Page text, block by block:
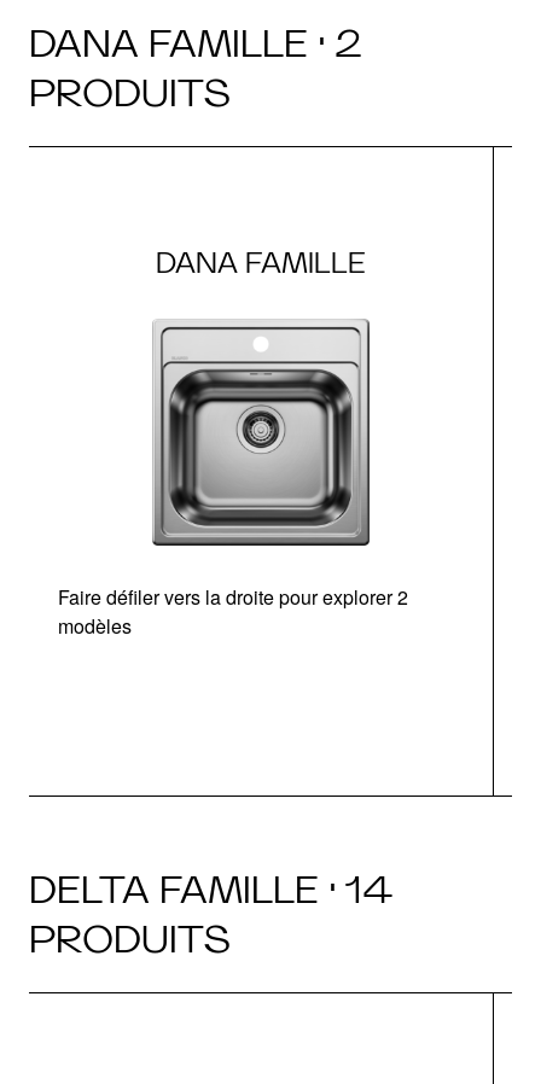
DANA FAMILLE · 2
PRODUITS
DANA FAMILLE
Faire défiler vers la droite pour explorer 2
modèles
DELTA FAMILLE · 14
PRODUITS